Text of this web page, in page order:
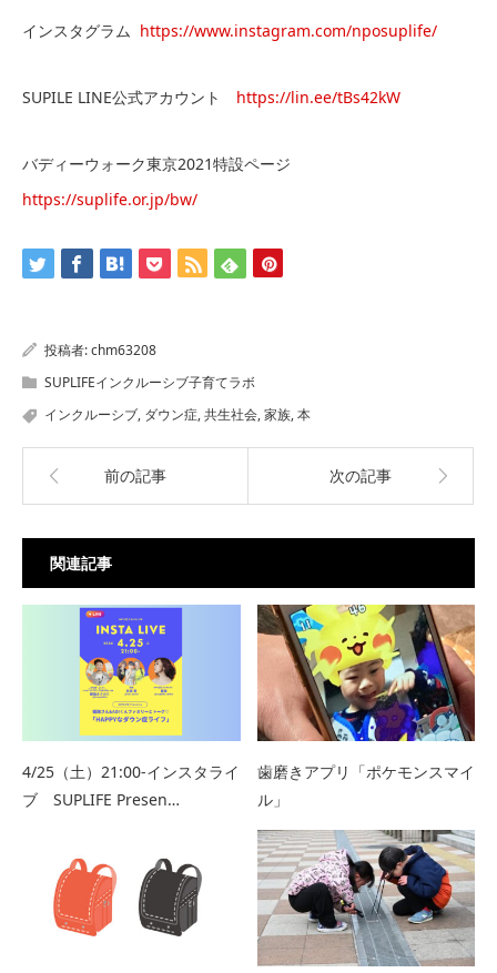
インスタグラム https://www.instagram.com/nposuplife/
SUPILE LINE公式アカウント https://lin.ee/tBs42kW
バディーウォーク東京2021特設ページ
https://suplife.or.jp/bw/
投稿者:chm63208
SUPLIFEインクルーシブ子育てラボ
インクルーシブ, ダウン症,共生社会,家族,本
前の記事 次の記事
関連記事
4/25（土）21:00-インスタライ
ブ SUPLIFE Presen…
歯磨きアプリ「ポケモンスマイ
ル」